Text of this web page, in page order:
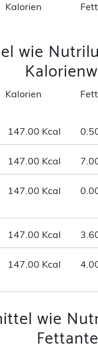
Kalorien Fett
wie
Kalorien Fett
147.00 Kcal
147.00 Kcal
147.00 Kcal
147.00 Kcal
147.00 Kcal
wie